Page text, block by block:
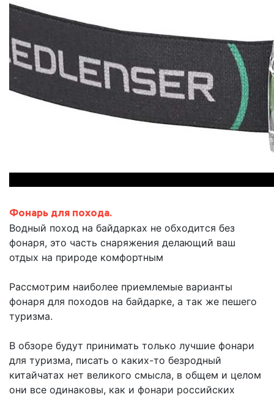
Фонарь для похода.
Водный поход на байдарках не обходится без
фонаря, это часть снаряжения делающий ваш
отдых на природе комфортным
Рассмотрим наиболее приемлемые варианты
фонаря для походов на байдарке, а так же пешего
туризма.
В обзоре будут принимать только лучшие фонари
для туризма, писать о каких-то безродный
китайчатах нет великого смысла, в общем и целом
они все одинаковы, как и фонари российских